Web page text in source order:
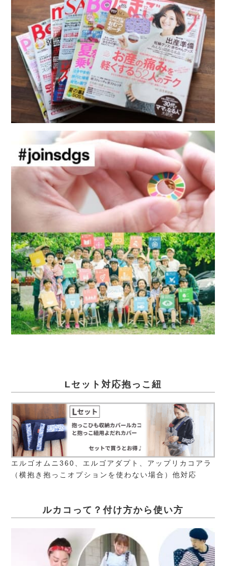
Lセット対応抱っこ紐
エルゴオムニ360、エルゴアダプト、アップリカコアラ
（横抱き抱っこオプションを使わない場合）他対応
ルカコって？付け方から使い方